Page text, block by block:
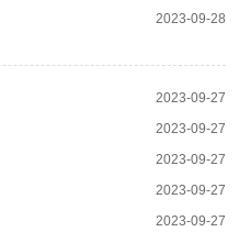
2023-09-28
2023-09-27
2023-09-27
2023-09-27
2023-09-27
2023-09-27